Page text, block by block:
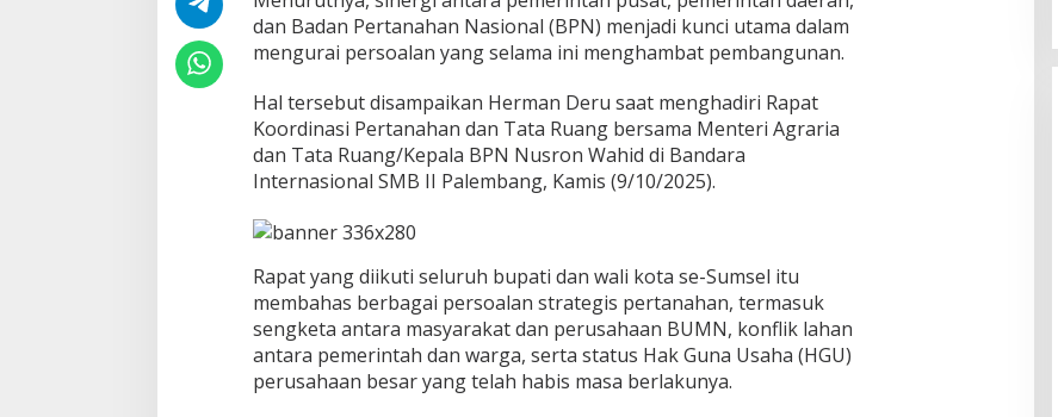
o
e
A
d
a
L
a
a
T
e
r
b
e
n
dan Badan Pertanahan Nasional (BPN) menjadi kunci utama dalam
mengurai persoalan yang selama ini menghambat pembangunan.
Hal tersebut disampaikan Herman Deru saat menghadiri Rapat
Koordinasi Pertanahan dan Tata Ruang bersama Menteri Agraria
dan Tata Ruang/Kepala BPN Nusron Wahid di Bandara
Internasional SMB II Palembang, Kamis (9/10/2025).
Rapat yang diikuti seluruh bupati dan wali kota se-Sumsel itu
membahas berbagai persoalan strategis pertanahan, termasuk
sengketa antara masyarakat dan perusahaan BUMN, konflik lahan
antara pemerintah dan warga, serta status Hak Guna Usaha (HGU)
perusahaan besar yang telah habis masa berlakunya.